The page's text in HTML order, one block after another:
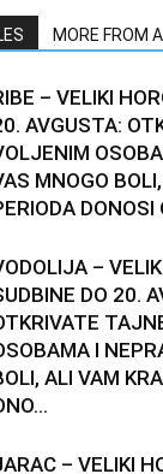
MORE FROM
– VELIKI
AVGUSTA:
MNOGO
DONOSI
–
DO 20.
I
ALI VAM
– VELIKI